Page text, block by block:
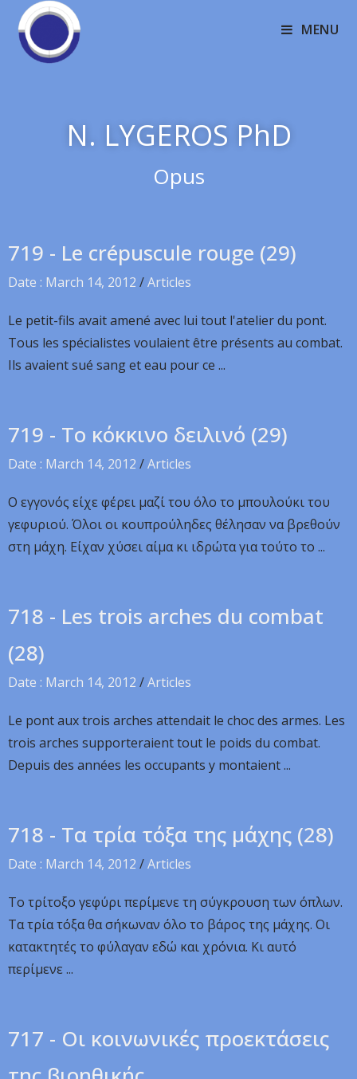
MENU
N. LYGEROS PhD
Opus
719 - Le crépuscule rouge (29)
Date : March 14, 2012 /Articles
Le petit-fils avait amené avec lui tout l'atelier du pont.
Tous les spécialistes voulaient être présents au combat.
Ils avaient sué sang et eau pour ce ...
719 - Το κόκκινο δειλινό (29)
Date : March 14, 2012 /Articles
Ο εγγονός είχε φέρει μαζί του όλο το μπουλούκι του
γεφυριού. Όλοι οι κουπρούληδες θέλησαν να βρεθούν
στη μάχη. Είχαν χύσει αίμα κι ιδρώτα για τούτο το ...
718 - Les trois arches du combat
(28)
Date : March 14, 2012 /Articles
Le pont aux trois arches attendait le choc des armes. Les
trois arches supporteraient tout le poids du combat.
Depuis des années les occupants y montaient ...
718 - Τα τρία τόξα της μάχης (28)
Date : March 14, 2012 /Articles
Το τρίτοξο γεφύρι περίμενε τη σύγκρουση των όπλων.
Τα τρία τόξα θα σήκωναν όλο το βάρος της μάχης. Οι
κατακτητές το φύλαγαν εδώ και χρόνια. Κι αυτό
περίμενε ...
717 - Οι κοινωνικές προεκτάσεις